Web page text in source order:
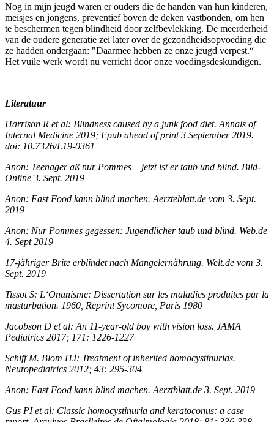
Nog in mijn jeugd waren er ouders die de handen van hun kinderen,
meisjes en jongens, preventief boven de deken vastbonden, om hen
te beschermen tegen blindheid door zelfbevlekking. De meerderheid
van de oudere generatie zei later over de gezondheidsopvoeding die
ze hadden ondergaan: "Daarmee hebben ze onze jeugd verpest.“
Het vuile werk wordt nu verricht door onze voedingsdeskundigen.
Literatuur
Harrison R et al: Blindness caused by a junk food diet. Annals of
Internal Medicine 2019; Epub ahead of print 3 September 2019.
doi: 10.7326/L19-0361
Anon: Teenager aß nur Pommes – jetzt ist er taub und blind. Bild-
Online 3. Sept. 2019
Anon: Fast Food kann blind machen. Aerzteblatt.de vom 3. Sept.
2019
Anon: Nur Pommes gegessen: Jugendlicher taub und blind. Web.de
4. Sept 2019
17-jähriger Brite erblindet nach Mangelernährung. Welt.de vom 3.
Sept. 2019
Tissot S: L‘Onanisme: Dissertation sur les maladies produites par la
masturbation. 1960, Reprint Sycomore, Paris 1980
Jacobson D et al: An 11-year-old boy with vision loss. JAMA
Pediatrics 2017; 171: 1226-1227
Schiff M. Blom HJ: Treatment of inherited homocystinurias.
Neuropediatrics 2012; 43: 295-304
Anon: Fast Food kann blind machen. Aerztblatt.de 3. Sept. 2019
Gus PI et al: Classic homocystinuria and keratoconus: a case